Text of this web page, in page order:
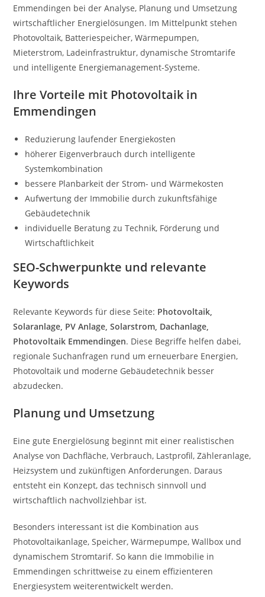
Emmendingen bei der Analyse, Planung und Umsetzung
wirtschaftlicher Energielösungen. Im Mittelpunkt stehen
Photovoltaik, Batteriespeicher, Wärmepumpen,
Mieterstrom, Ladeinfrastruktur, dynamische Stromtarife
und intelligente Energiemanagement-Systeme.
Ihre Vorteile mit Photovoltaik in
Emmendingen
Reduzierung laufender Energiekosten
höherer Eigenverbrauch durch intelligente
Systemkombination
bessere Planbarkeit der Strom- und Wärmekosten
Aufwertung der Immobilie durch zukunftsfähige
Gebäudetechnik
individuelle Beratung zu Technik, Förderung und
Wirtschaftlichkeit
SEO-Schwerpunkte und relevante
Keywords
Relevante Keywords für diese Seite: Photovoltaik,
Solaranlage, PV Anlage, Solarstrom, Dachanlage,
Photovoltaik Emmendingen. Diese Begriffe helfen dabei,
regionale Suchanfragen rund um erneuerbare Energien,
Photovoltaik und moderne Gebäudetechnik besser
abzudecken.
Planung und Umsetzung
Eine gute Energielösung beginnt mit einer realistischen
Analyse von Dachfläche, Verbrauch, Lastprofil, Zähleranlage,
Heizsystem und zukünftigen Anforderungen. Daraus
entsteht ein Konzept, das technisch sinnvoll und
wirtschaftlich nachvollziehbar ist.
Besonders interessant ist die Kombination aus
Photovoltaikanlage, Speicher, Wärmepumpe, Wallbox und
dynamischem Stromtarif. So kann die Immobilie in
Emmendingen schrittweise zu einem effizienteren
Energiesystem weiterentwickelt werden.